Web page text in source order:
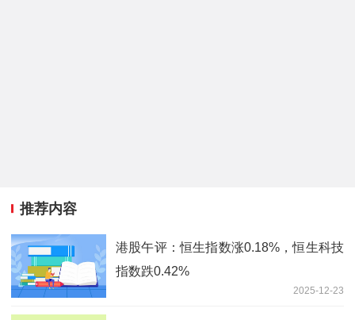
推荐内容
港股午评：恒生指数涨0.18%，恒生科技
指数跌0.42%
2025-12-23